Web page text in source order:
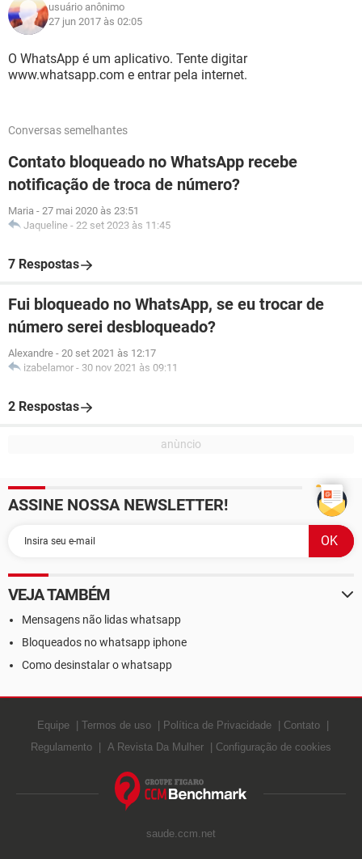
usuário anônimo
27 jun 2017 às 02:05
O WhatsApp é um aplicativo. Tente digitar
www.whatsapp.com e entrar pela internet.
Conversas semelhantes
Contato bloqueado no WhatsApp recebe
notificação de troca de número?
Maria - 27 mai 2020 às 23:51
Jaqueline - 22 set 2023 às 11:45
7 Respostas
Fui bloqueado no WhatsApp, se eu trocar de
número serei desbloqueado?
Alexandre - 20 set 2021 às 12:17
izabelamor - 30 nov 2021 às 09:11
2 Respostas
ASSINE NOSSA NEWSLETTER!
VEJA TAMBÉM
Mensagens não lidas whatsapp
Bloqueados no whatsapp iphone
Como desinstalar o whatsapp
Equipe Termos de uso Política de Privacidade
Contato
Regulamento
A Revista Da Mulher Configuração de cookies
saude.ccm.net